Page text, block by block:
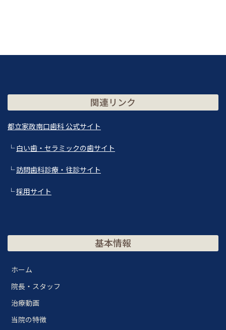
関連リンク
都立家政南口歯科 公式サイト
└白い歯・セラミックの歯サイト
└訪問歯科診療・往診サイト
└採用サイト
基本情報
ホーム
院長・スタッフ
治療動画
当院の特徴